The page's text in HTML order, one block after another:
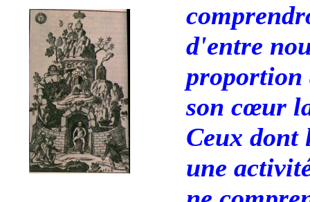
d'entre
proportion
son cœur
Ceux dont
une